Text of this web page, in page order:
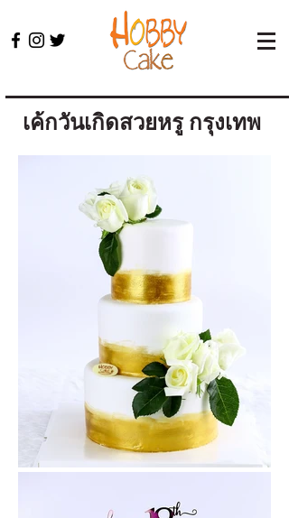
เค้กวันเกิดสวยหรู กรุงเทพ